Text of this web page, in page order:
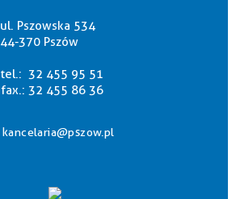
ul. Pszowska 534
44-370 Pszów
tel.: 32 455 95 51
fax.: 32 455 86 36
kancelaria@pszow.pl